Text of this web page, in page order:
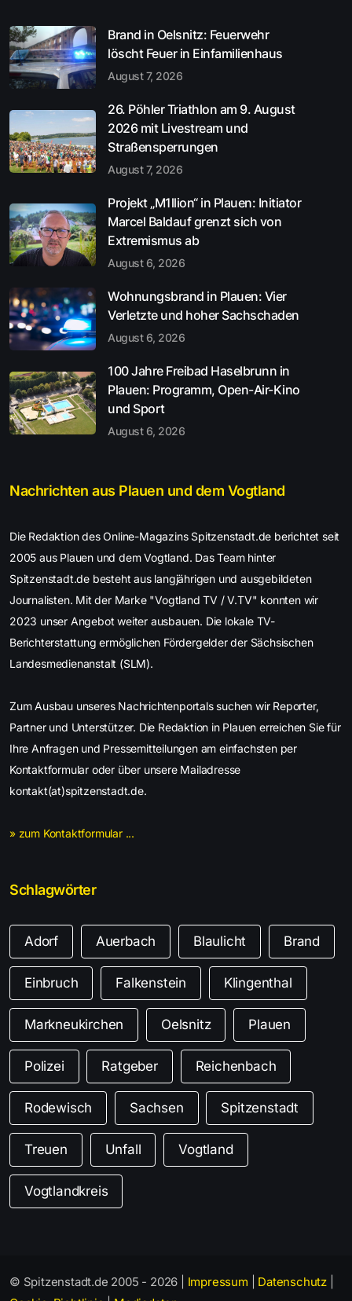
Brand in Oelsnitz: Feuerwehr
löscht Feuer in Einfamilienhaus
August 7, 2026
26. Pöhler Triathlon am 9. August
2026 mit Livestream und
Straßensperrungen
August 7, 2026
Projekt „M1llion“ in Plauen: Initiator
Marcel Baldauf grenzt sich von
Extremismus ab
August 6, 2026
Wohnungsbrand in Plauen: Vier
Verletzte und hoher Sachschaden
August 6, 2026
100 Jahre Freibad Haselbrunn in
Plauen: Programm, Open-Air-Kino
und Sport
August 6, 2026
Nachrichten aus Plauen und dem Vogtland
Die Redaktion des Online-Magazins Spitzenstadt.de berichtet seit
2005 aus Plauen und dem Vogtland. Das Team hinter
Spitzenstadt.de besteht aus langjährigen und ausgebildeten
Journalisten. Mit der Marke "Vogtland TV / V.TV" konnten wir
2023 unser Angebot weiter ausbauen. Die lokale TV-
Berichterstattung ermöglichen Fördergelder der Sächsischen
Landesmedienanstalt (SLM).
Zum Ausbau unseres Nachrichtenportals suchen wir Reporter,
Partner und Unterstützer. Die Redaktion in Plauen erreichen Sie für
Ihre Anfragen und Pressemitteilungen am einfachsten per
Kontaktformular oder über unsere Mailadresse
kontakt(at)spitzenstadt.de.
» zum Kontaktformular ...
Schlagwörter
Adorf Auerbach Blaulicht Brand
Einbruch Falkenstein Klingenthal
Markneukirchen Oelsnitz Plauen
Polizei Ratgeber Reichenbach
Rodewisch Sachsen Spitzenstadt
Treuen Unfall Vogtland
Vogtlandkreis
© Spitzenstadt.de 2005 - 2026 | Impressum Datenschutz